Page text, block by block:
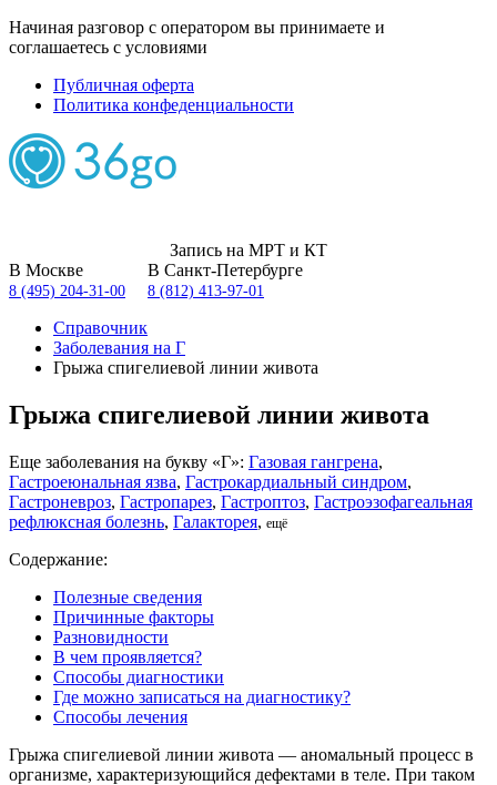
Начиная разговор с оператором вы принимаете и
соглашаетесь с условиями
Публичная оферта
Политика конфеденциальности
Запись на МРТ и КТ
В Москве
8 (495) 204-31-00
В Санкт-Петербурге
8 (812) 413-97-01
Справочник
Заболевания на Г
Грыжа спигелиевой линии живота
Грыжа спигелиевой линии живота
Еще заболевания на букву «Г»: Газовая гангрена,
Гастроеюнальная язва, Гастрокардиальный синдром,
Гастроневроз, Гастропарез, Гастроптоз, Гастроэзофагеальная
рефлюксная болезнь, Галакторея, ещё
Содержание:
Полезные сведения
Причинные факторы
Разновидности
В чем проявляется?
Способы диагностики
Где можно записаться на диагностику?
Способы лечения
Грыжа спигелиевой линии живота — аномальный процесс в
организме, характеризующийся дефектами в теле. При таком